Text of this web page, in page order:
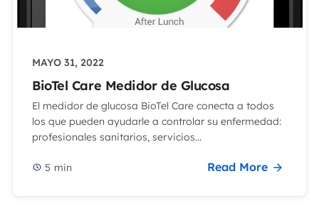
MAYO 31, 2022
BioTel Care Medidor de Glucosa
El medidor de glucosa BioTel Care conecta a todos
los que pueden ayudarle a controlar su enfermedad:
profesionales sanitarios, servicios...
5 min Read More